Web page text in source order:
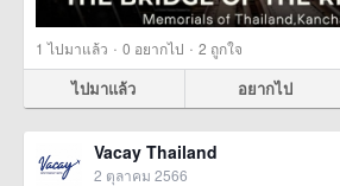
1 ไปมาแล้ว · 0 อยากไป · 2 ถูกใจ
ไปมาแล้ว อยากไป
Vacay Thailand
2 ตุลาคม 2566